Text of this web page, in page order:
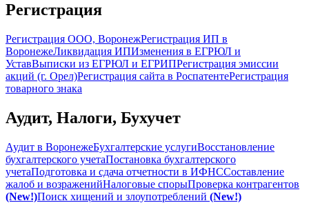
Регистрация
Регистрация ООО, ВоронежРегистрация ИП в
ВоронежеЛиквидация ИПИзменения в ЕГРЮЛ и
УставВыписки из ЕГРЮЛ и ЕГРИПРегистрация эмиссии
акций (г. Орел)Регистрация сайта в РоспатентеРегистрация
товарного знака
Аудит, Налоги, Бухучет
Аудит в ВоронежеБухгалтерские услугиВосстановление
бухгалтерского учетаПостановка бухгалтерского
учетаПодготовка и сдача отчетности в ИФНССоставление
жалоб и возраженийНалоговые спорыПроверка контрагентов
(New!)Поиск хищений и злоупотреблений (New!)